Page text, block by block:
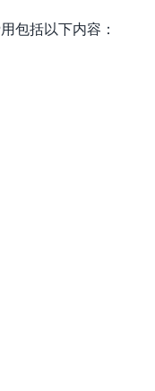
包括以下内容：